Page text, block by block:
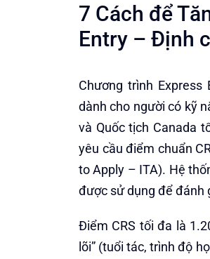
7 Cách để
Entry – Định
Chương trình
dành cho người có kỹ
và Quốc tịch Canada
yêu cầu điểm chuẩn
to Apply – ITA). Hệ
được sử dụng để đánh
Điểm CRS tối đa là
lõi” (tuổi tác, trình độ